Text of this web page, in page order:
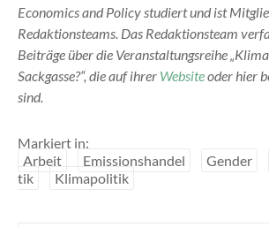
Economics and Policy studiert und ist
Redaktionsteams. Das Redaktionsteam
Beiträge über die Veranstaltungsreihe
Sackgasse?“, die auf ihrer Websiteoder hier
sind.
Markiert in:
Arbeit
Emissionshandel Gender
tik
Klimapolitik